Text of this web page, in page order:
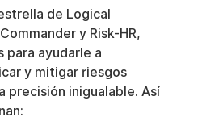
de Logical
y Risk-HR,
para ayudarle a
y mitigar riesgos
precisión inigualable. Así